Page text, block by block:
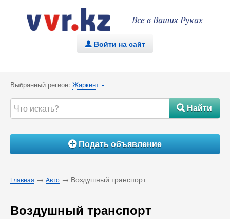
Все в Ваших Руках
. Войти на сайт
Выбранный регион: Жаркент {
#Найти
ÁПодать объявление
Главная → Авто → Воздушный транспорт
Воздушный транспорт